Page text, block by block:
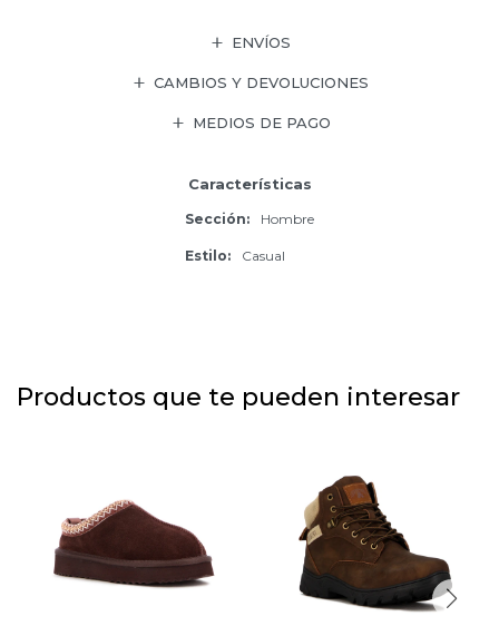
ENVÍOS
CAMBIOS Y DEVOLUCIONES
MEDIOS DE PAGO
Características
Sección Hombre
Estilo Casual
Productos que te pueden interesar